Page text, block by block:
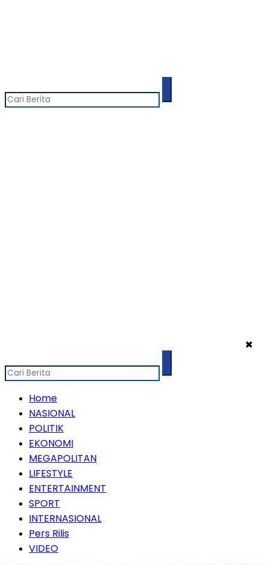
✖
Home
NASIONAL
POLITIK
EKONOMI
MEGAPOLITAN
LIFESTYLE
ENTERTAINMENT
SPORT
INTERNASIONAL
Pers Rilis
VIDEO